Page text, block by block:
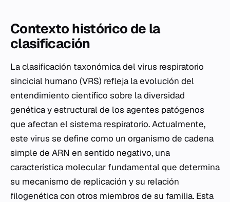
Contexto histórico de la
clasificación
La clasificación taxonómica del virus respiratorio
sincicial humano (VRS) refleja la evolución del
entendimiento científico sobre la diversidad
genética y estructural de los agentes patógenos
que afectan el sistema respiratorio. Actualmente,
este virus se define como un organismo de cadena
simple de ARN en sentido negativo, una
característica molecular fundamental que determina
su mecanismo de replicación y su relación
filogenética con otros miembros de su familia. Esta